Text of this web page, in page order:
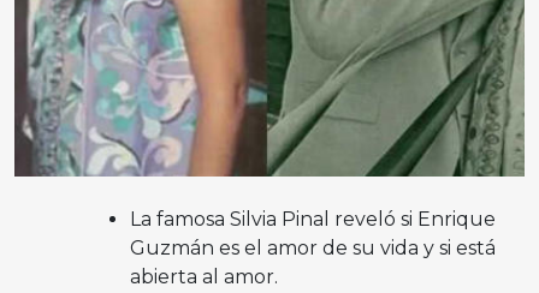
La famosa Silvia Pinal reveló si Enrique
Guzmán es el amor de su vida y si está
abierta al amor.